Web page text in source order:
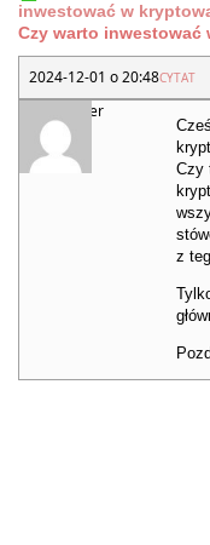
inwestować w
Czy warto inwestować
2024-12-01 o 20:48CYTAT
Hakier
Czy
z